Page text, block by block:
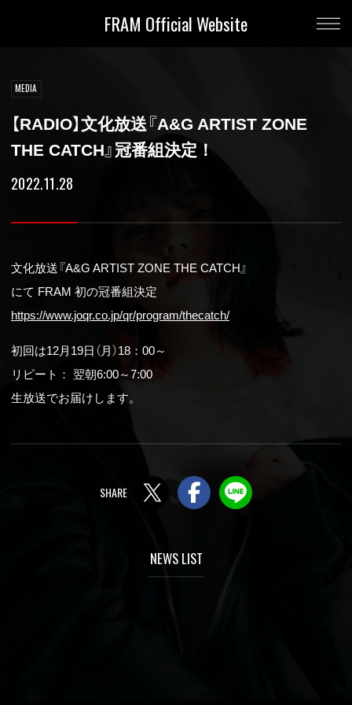
FRAM Official Website
MEDIA
【RADIO】文化放送『A&G ARTIST ZONE
THE CATCH』冠番組決定！
2022.11.28
文化放送『A&G ARTIST ZONE THE CATCH』
にて FRAM 初の冠番組決定
https://www.joqr.co.jp/qr/program/thecatch/
初回は12月19日（月）18：00～
リピート： 翌朝6:00～7:00
生放送でお届けします。
Twitter Facebook
NEWS LIST